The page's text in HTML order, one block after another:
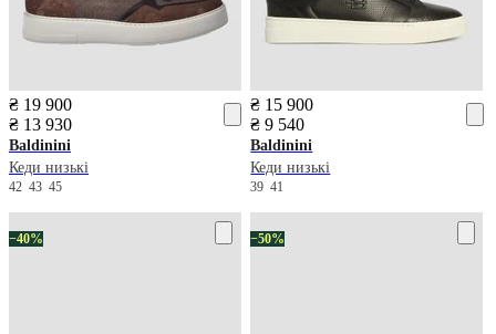
₴ 19 900
₴ 13 930
Baldinini
Кеди низькі
42 43 45
₴ 15 900
₴ 9 540
Baldinini
Кеди низькі
3941
−40% −50%